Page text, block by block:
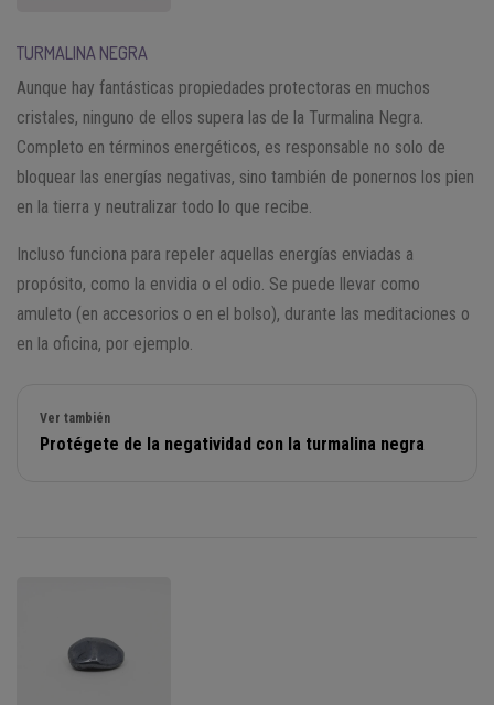
TURMALINA NEGRA
Aunque hay fantásticas propiedades protectoras en muchos
cristales, ninguno de ellos supera las de la Turmalina Negra.
Completo en términos energéticos, es responsable no solo de
bloquear las energías negativas, sino también de ponernos los pien
en la tierra y neutralizar todo lo que recibe.
Incluso funciona para repeler aquellas energías enviadas a
propósito, como la envidia o el odio. Se puede llevar como
amuleto (en accesorios o en el bolso), durante las meditaciones o
en la oficina, por ejemplo.
Ver también
Protégete de la negatividad con la turmalina negra